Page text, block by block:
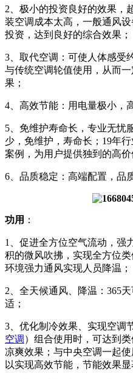
2、极小的投资良好的效果，
装空调成本太高，一般通风
投资，达到良好的综合效果；
3、取代空调：可使人体感受
与传统空调轮值使用，从而
果；
4、高效节能：用电量极小，
5、免维护寿命长，专业无忧
少，免维护，寿命长；19年
案例，为用户提供独到的高价
6、品质稳定：高端配置，品
功用 ：
1、促进全方位空气流动，强
积的微风吹拂，实现全方位
环境强力通风实现人员降温；
2、全天候通风、降温：365
适；
3、优化制冷效果、实现空调
空调 ）组合使用时，可达到
凉爽效果；与中央空调一起
以实现高效节能，节能效果显